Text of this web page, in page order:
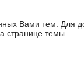
Вами тем. Для
странице темы.